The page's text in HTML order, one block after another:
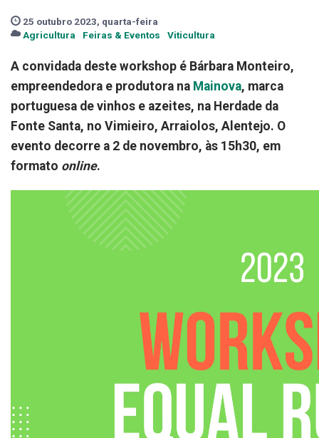
25 outubro 2023, quarta-feira
Agricultura
Feiras & Eventos Viticultura
A convidada deste workshop é Bárbara Monteiro,
empreendedora e produtora na Mainova, marca
portuguesa de vinhos e azeites, na Herdade da
Fonte Santa, no Vimieiro, Arraiolos, Alentejo. O
evento decorre a 2 de novembro, às 15h30, em
formato online.